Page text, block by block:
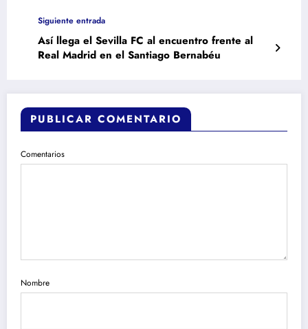
Siguiente entrada
Así llega el Sevilla FC al encuentro frente al
Real Madrid en el Santiago Bernabéu
PUBLICAR COMENTARIO
Comentarios
Nombre